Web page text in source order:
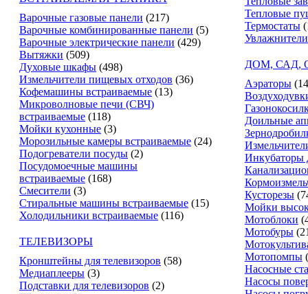
Варочные газовые панели (217)
Варочные комбинированные панели (5)
Варочные электрические панели (429)
Вытяжки (509)
Духовые шкафы (498)
Измельчители пищевых отходов (36)
Кофемашины встраиваемые (13)
Микроволновые печи (СВЧ)
встраиваемые (118)
Мойки кухонные (3)
Морозильные камеры встраиваемые (24)
Подогреватели посуды (2)
Посудомоечные машины
встраиваемые (168)
Смесители (3)
Стиральные машины встраиваемые (15)
Холодильники встраиваемые (116)
ТЕЛЕВИЗОРЫ
Кронштейны для телевизоров (58)
Медиаплееры (3)
Подставки для телевизоров (2)
Тепловые
Термостаты
ДОМ, САД,
Аэраторы
Доильные
Инкубаторы
Кусторезы
Мойки
Мотоблоки
Мотобуры
Мотопомпы
Насосные
Насосы